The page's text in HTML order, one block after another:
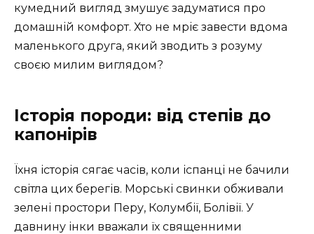
кумедний вигляд змушує задуматися про
домашній комфорт. Хто не мріє завести вдома
маленького друга, який зводить з розуму
своєю милим виглядом?
Історія породи: від степів до
капонірів
Їхня історія сягає часів, коли іспанці не бачили
світла цих берегів. Морські свинки обживали
зелені простори Перу, Колумбії, Болівії. У
давнину інки вважали їх священними